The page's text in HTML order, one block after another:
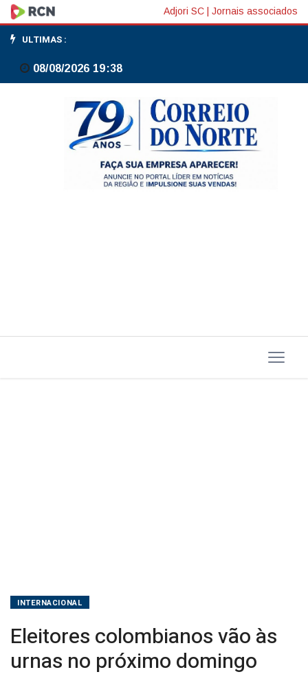
Eleitores
colombianos
vão
Adjori SC Jornais associados
ULTIMAS :
08/08/2026 19:38
INTERNACIONAL
Eleitores colombianos vão às
urnas no próximo domingo